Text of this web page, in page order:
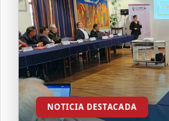
NOTICIA DESTACADA